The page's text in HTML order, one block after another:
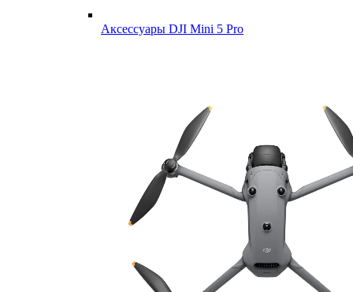
Аксессуары DJI Mini 5 Pro